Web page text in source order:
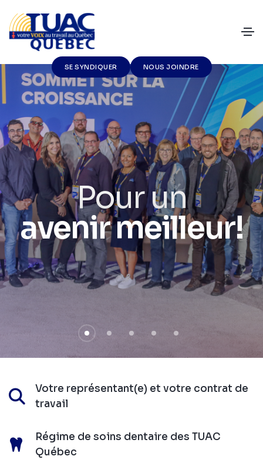
SE SYNDIQUER NOUS JOINDRE
Un
à vos
Votre représentant(e) et votre contrat de
travail
Régime de soins dentaire des TUAC
Québec